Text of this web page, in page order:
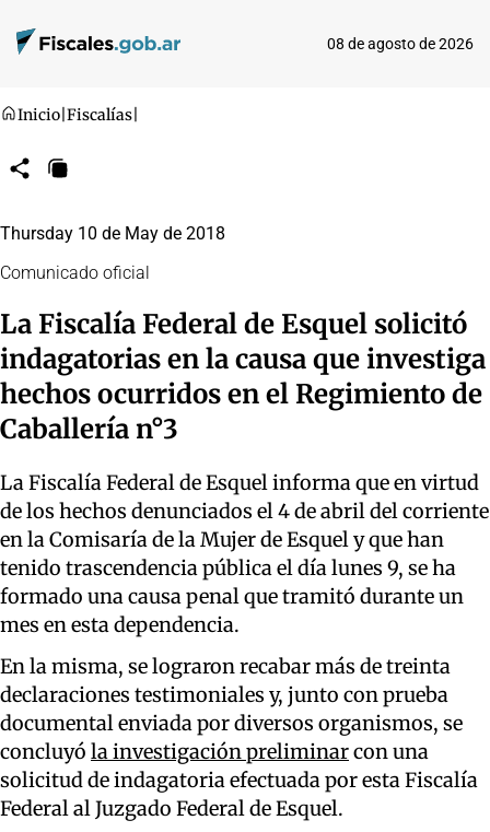
08 de agosto de 2026
Inicio Fiscalías
CompartirCopiar
Thursday 10 de May de 2018
Comunicado oficial
La Fiscalía Federal de Esquel solicitó
indagatorias en la causa que investiga
hechos ocurridos en el Regimiento de
Caballería n°3
La Fiscalía Federal de Esquel informa que en virtud
de los hechos denunciados el 4 de abril del corriente
en la Comisaría de la Mujer de Esquel y que han
tenido trascendencia pública el día lunes 9, se ha
formado una causa penal que tramitó durante un
mes en esta dependencia.
En la misma, se lograron recabar más de treinta
declaraciones testimoniales y, junto con prueba
documental enviada por diversos organismos, se
concluyó la investigación preliminarcon una
solicitud de indagatoria efectuada por esta Fiscalía
Federal al Juzgado Federal de Esquel.